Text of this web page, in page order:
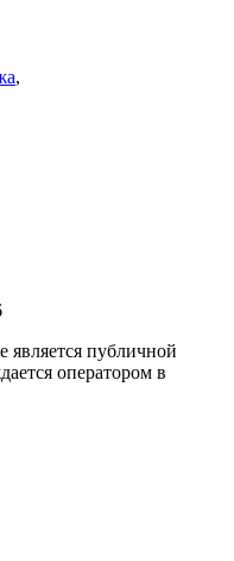
,
является публичной
оператором в